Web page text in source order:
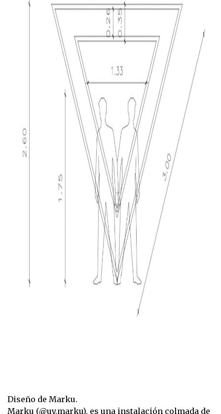
Diseño de Marku.
Marku (@uy.marku), es una instalación colmada de